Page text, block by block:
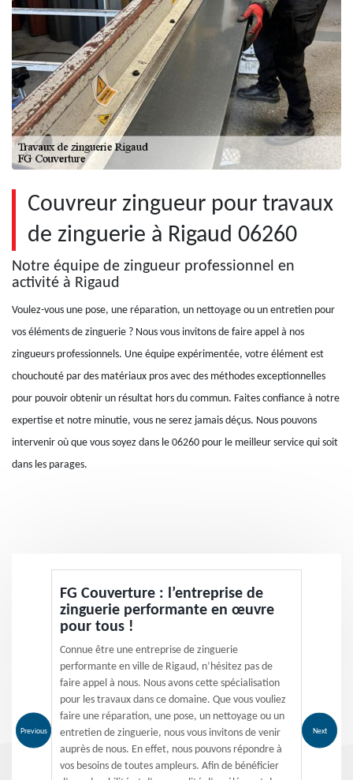
Couvreur zingueur pour travaux
de zinguerie à Rigaud 06260
Notre équipe de zingueur professionnel en
activité à Rigaud
Voulez-vous une pose, une réparation, un nettoyage ou un entretien pour
vos éléments de zinguerie ? Nous vous invitons de faire appel à nos
zingueurs professionnels. Une équipe expérimentée, votre élément est
chouchouté par des matériaux pros avec des méthodes exceptionnelles
pour pouvoir obtenir un résultat hors du commun. Faites confiance à notre
expertise et notre minutie, vous ne serez jamais déçus. Nous pouvons
intervenir où que vous soyez dans le 06260 pour le meilleur service qui soit
dans les parages.
Previous
FG Couverture : l’entreprise de
zinguerie performante en œuvre
pour tous !
Connue être une entreprise de zinguerie
performante en ville de Rigaud, n’hésitez pas de
faire appel à nous. Nous avons cette spécialisation
pour les travaux dans ce domaine. Que vous vouliez
faire une réparation, une pose, un nettoyage ou un
entretien de zinguerie, nous vous invitons de venir
auprès de nous. En effet, nous pouvons répondre à
vos besoins de toutes ampleurs. Afin de bénéficier
Next